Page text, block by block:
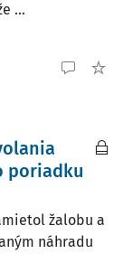
...
poriadku
žalobu a
náhradu